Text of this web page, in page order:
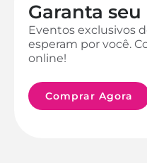
Garanta
Eventos exclusivos
esperam por você.
online!
Comprar Agora